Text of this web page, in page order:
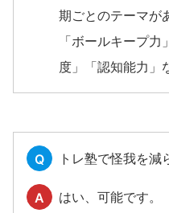
期ごとのテーマが
「ボールキープ
度」「認知能力」
Q トレ塾で怪我を減
A
はい、可能です。